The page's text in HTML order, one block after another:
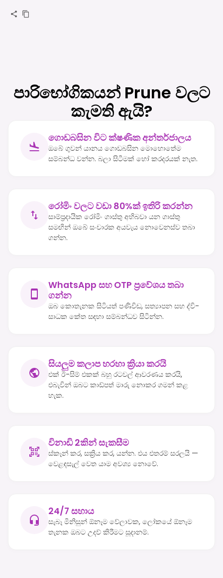
පාරිභෝගිකයන් Prune වලට
කැමති ඇයි?
ගොඩබසින විට ක්ෂණික අන්තර්ජාලය
ඔබේ ගුවන් යානය ගොඩබසින මොහොතේම
සම්බන්ධ වන්න. බලා සිටීමක් හෝ කරදරයක් නැත.
රෝමිං වලට වඩා 80%ක් ඉතිරි කරන්න
සාම්ප්‍රදායික රෝමිං ගාස්තු අභිබවා යන ගාස්තු
සමඟින් ඔබේ සංචාරක අයවැය නොවෙනස්ව තබා
ගන්න.
WhatsApp සහ OTP ප්‍රවේශය තබා
ගන්න
ඔබ කොතැනක සිටියත් පණිවිඩ, සත්‍යාපන සහ ද්වි-
සාධක කේත සඳහා සම්බන්ධව සිටින්න.
සියලුම කලාප හරහා ක්‍රියා කරයි
එක් ඊ-සිම් එකක් බහු රටවල් ආවරණය කරයි,
එබැවින් ඔබට කාඩ්පත් මාරු නොකර ගමන් කළ
හැක.
විනාඩි 2කින් සැකසීම
ස්කෑන් කර, සක්‍රිය කර, යන්න. එය එතරම් සරලයි —
වෙළඳසැල් වෙත යාම අවශ්‍ය නොවේ.
24/7 සහාය
සැබෑ මිනිසුන් ඕනෑම වේලාවක, ලෝකයේ ඕනෑම
තැනක ඔබට උදව් කිරීමට සූදානම්.